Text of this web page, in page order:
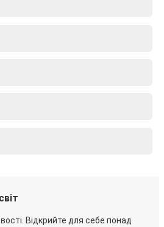
Відкрийте для себе понад